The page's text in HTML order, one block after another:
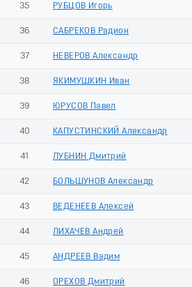
35 РУБЦОВ Игорь
36 САБРЕКОВ Радион
37 НЕВЕРОВ Александр
38 ЯКИМУШКИН Иван
39 ЮРУСОВ Павел
40 КАПУСТИНСКИЙ Александр
41 ЛУБНИН Дмитрий
42 БОЛЬШУНОВ Александр
43 ВЕДЕНЕЕВ Алексей
44 ЛИХАЧЕВ Андрей
45 АНДРЕЕВ Вадим
46 ОРЕХОВ Дмитрий